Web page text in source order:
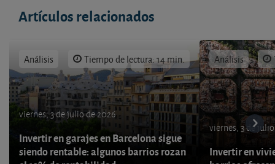
Artículos relacionados
Análisis Tiempo de lectura: 14 min.
viernes, 3 de julio de 2026
Invertir en garajes en Barcelona sigue
siendo rentable: algunos barrios rozan
Análisis
viernes, 3 de
Invertir en